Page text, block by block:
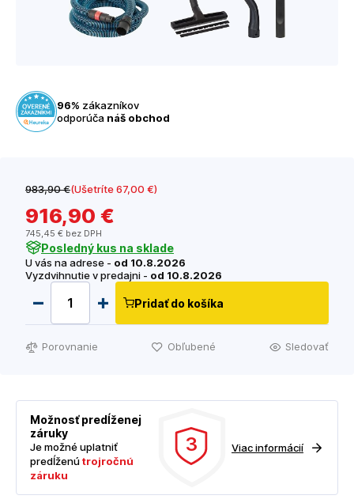
96% zákazníkov
odporúča náš obchod
983,90 €(Ušetríte 67,00 €)
916,90 €
745,45 € bez DPH
Posledný kus na sklade
U vás na adrese - od 10.8.2026
Vyzdvihnutie v predajni - od 10.8.2026
Pridať do košíka
Porovnanie Obľubené Sledovať
Možnosť predĺženej
záruky
Je možné uplatniť
predĺženútrojročnú
záruku
3 Viac informácií